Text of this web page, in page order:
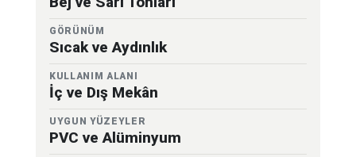
GÖRÜNÜM
Sıcak ve Aydınlık
KULLANIM ALANI
İç ve Dış Mekân
UYGUN YÜZEYLER
PVC ve Alüminyum